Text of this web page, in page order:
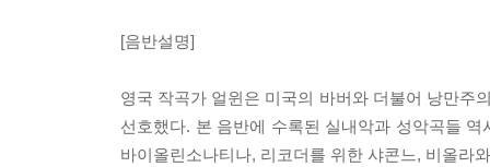
[음반설명]
영국 작곡가 얼윈은 미국의 바버와 더불어 낭만주
선호했다. 본 음반에 수록된 실내악과 성악곡들
바이올린소나티나, 리코더를 위한 샤콘느, 비올라